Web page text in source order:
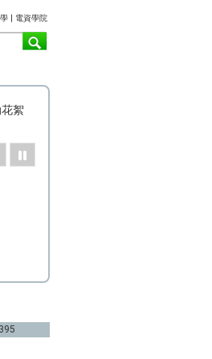
| 電資學院
絮